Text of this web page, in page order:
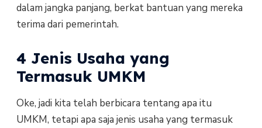
dalam jangka panjang, berkat bantuan yang mereka
terima dari pemerintah.
4 Jenis Usaha yang
Termasuk UMKM
Oke, jadi kita telah berbicara tentang apa itu
UMKM, tetapi apa saja jenis usaha yang termasuk